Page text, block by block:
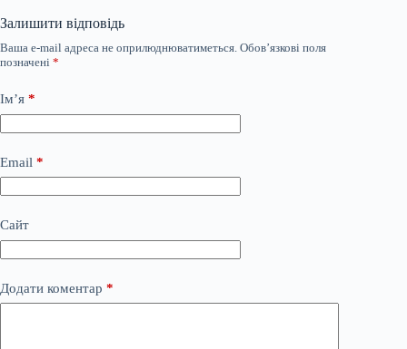
Залишити відповідь
Ваша e-mail адреса не оприлюднюватиметься. Обов’язкові поля
позначені *
Ім’я *
Email *
Сайт
Додати коментар *